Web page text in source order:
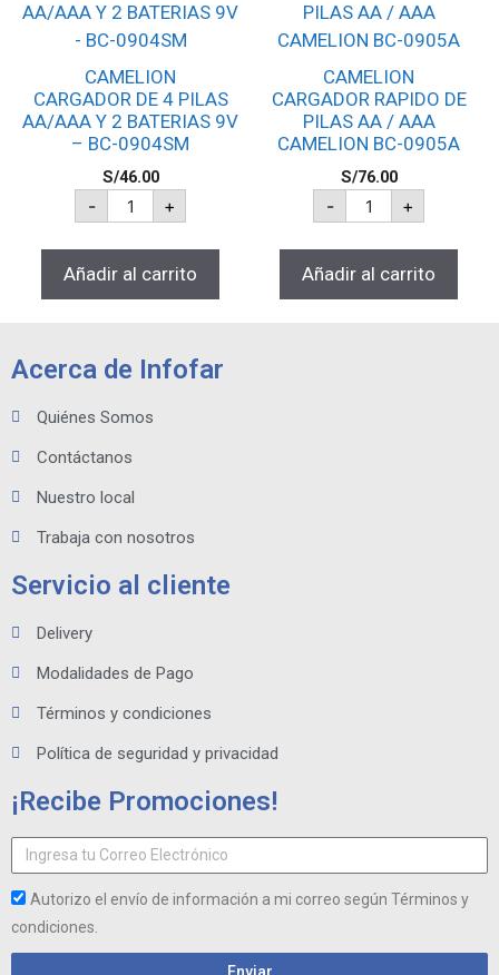
CAMELION
CARGADOR DE 4 PILAS
AA/AAA Y 2 BATERIAS 9V
– BC-0904SM
S/46.00
- +
Añadir al carrito
CAMELION
CARGADOR RAPIDO DE
PILAS AA / AAA
CAMELION BC-0905A
S/76.00
- +
Añadir al carrito
Acerca de Infofar
Quiénes Somos
Contáctanos
Nuestro local
Trabaja con nosotros
Servicio al cliente
Delivery
Modalidades de Pago
Términos y condiciones
Política de seguridad y privacidad
¡Recibe Promociones!
Autorizo el envío de información a mi correo según Términos y
condiciones.